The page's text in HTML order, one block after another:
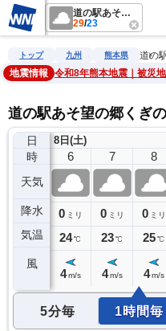
道の駅あそ望の郷くぎの
29/23
雨雲レーダー 台風情報 地
トップ 九州 熊本県
道の
地震情報
令和8年熊本地震｜被災
道の駅あそ望の郷くぎ
日
時
天気
降水
気温
風
8日(土)
5
0ミリ
24℃
6
0 ミリ
24℃
4 m/s
7
0 ミリ
23℃
4 m/s
8
0 ミリ
25℃
4 m/s
5分毎 1時間毎